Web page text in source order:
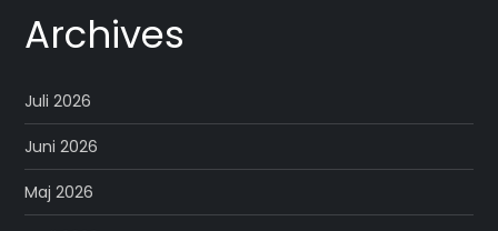
Archives
Juli 2026
Juni 2026
Maj 2026